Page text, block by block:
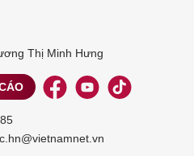
Thị Minh Hưng